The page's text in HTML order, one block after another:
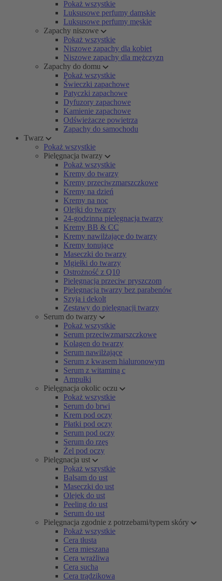
Pokaż wszystkie
Luksusowe perfumy damskie
Luksusowe perfumy męskie
Zapachy niszowe
Pokaż wszystkie
Niszowe zapachy dla kobiet
Niszowe zapachy dla mężczyzn
Zapachy do domu
Pokaż wszystkie
Świeczki zapachowe
Patyczki zapachowe
Dyfuzory zapachowe
Kamienie zapachowe
Odświeżacze powietrza
Zapachy do samochodu
Twarz
Pokaż wszystkie
Pielęgnacja twarzy
Pokaż wszystkie
Kremy do twarzy
Kremy przeciwzmarszczkowe
Kremy na dzień
Kremy na noc
Olejki do twarzy
24-godzinna pielęgnacja twarzy
Kremy BB & CC
Kremy nawilżające do twarzy
Kremy tonujące
Maseczki do twarzy
Mgiełki do twarzy
Ostrożność z Q10
Pielęgnacja przeciw pryszczom
Pielęgnacja twarzy bez parabenów
Szyja i dekolt
Zestawy do pielęgnacji twarzy
Serum do twarzy
Pokaż wszystkie
Serum przeciwzmarszczkowe
Kolagen do twarzy
Serum nawilżające
Serum z kwasem hialuronowym
Serum z witaminą c
Ampułki
Pielęgnacja okolic oczu
Pokaż wszystkie
Serum do brwi
Krem pod oczy
Płatki pod oczy
Serum pod oczy
Serum do rzęs
Żel pod oczy
Pielęgnacja ust
Pokaż wszystkie
Balsam do ust
Maseczki do ust
Olejek do ust
Peeling do ust
Serum do ust
Pielęgnacja zgodnie z potrzebami/typem skóry
Pokaż wszystkie
Cera tłusta
Cera mieszana
Cera wrażliwa
Cera sucha
Cera trądzikowa